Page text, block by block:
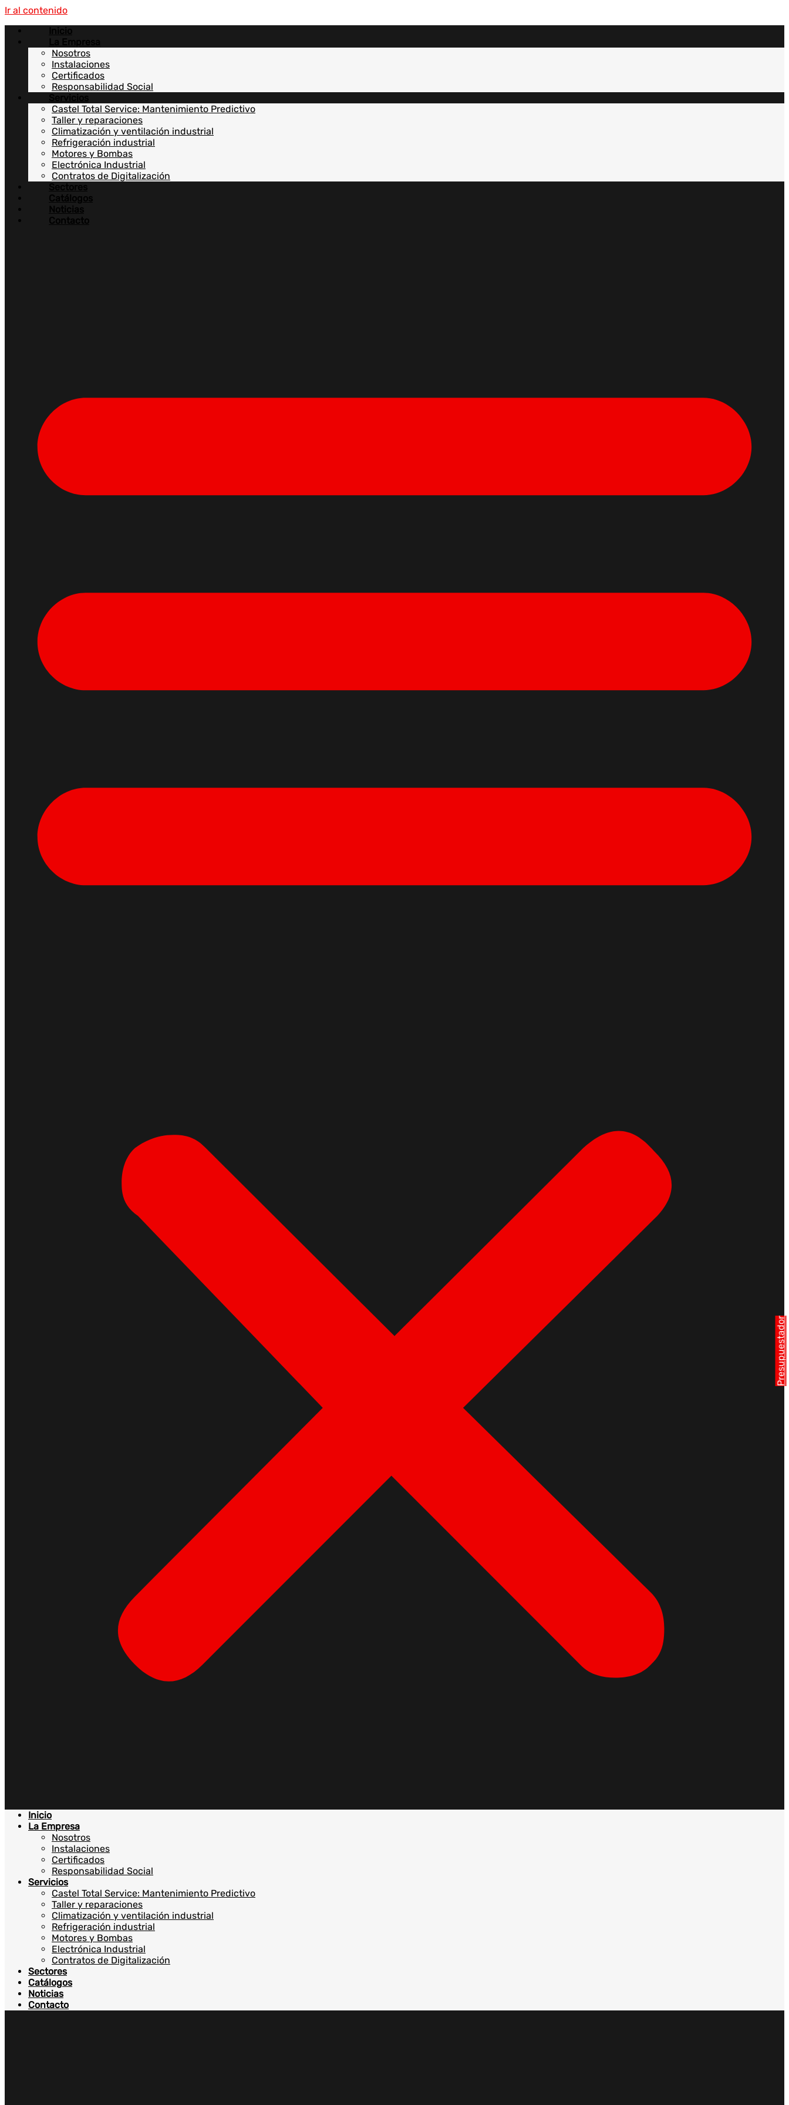
Ir al contenido
Inicio
La Empresa
Nosotros
Instalaciones
Certificados
Responsabilidad Social
Servicios
Castel Total Service: Mantenimiento Predictivo
Taller y reparaciones
Climatización y ventilación industrial
Refrigeración industrial
Motores y Bombas
Electrónica Industrial
Contratos de Digitalización
Sectores
Catálogos
Noticias
Contacto
Inicio
La Empresa
Nosotros
Instalaciones
Certificados
Responsabilidad Social
Servicios
Castel Total Service: Mantenimiento Predictivo
Taller y reparaciones
Climatización y ventilación industrial
Refrigeración industrial
Motores y Bombas
Electrónica Industrial
Contratos de Digitalización
Sectores
Catálogos
Noticias
Contacto
Presupuestador